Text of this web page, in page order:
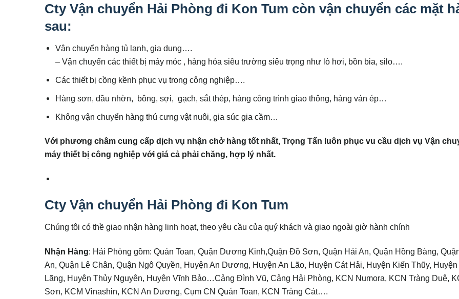
Cty Vận chuyển Hải Phòng đi Kon Tum còn vận chuyển các mặt
sau:
Vận chuyển hàng tủ lạnh, gia dụng….
– Vận chuyển các thiết bị máy móc , hàng hóa siêu trường siêu trọng như lò hơi, bồn bia, silo….
Các thiết bị cồng kềnh phục vụ trong công nghiệp….
Hàng sơn, dầu nhờn, bông, sợi, gạch, sắt thép, hàng công trình giao thông, hàng ván ép…
Không vận chuyển hàng thú cưng vật nuôi, gia súc gia cầm…
Với phương châm cung cấp dịch vụ nhận chở hàng tốt nhất, Trọng Tấn luôn phục vu cầu dịch vụ Vận
máy thiết bị công nghiệp với giá cả phải chăng, hợp lý nhất.
Cty Vận chuyển Hải Phòng đi Kon Tum
Chúng tôi có thề giao nhận hàng linh hoạt, theo yêu cầu của quý khách và giao ngoài giờ hành chính
Nhận Hàng: Hải Phòng gồm: Quán Toan, Quận Dương Kinh,Quận Đồ Sơn, Quận Hải An, Quận Hồng Bàng,
An, Quận Lê Chân, Quận Ngô Quyền, Huyện An Dương, Huyện An Lão, Huyện Cát Hải, Huyện Kiến Thũy, Huyện
Lãng, Huyện Thủy Nguyên, Huyện Vĩnh Bảo…Cảng Đình Vũ, Cảng Hải Phòng, KCN Numora, KCN Tràng Duệ,
Sơn, KCM Vinashin, KCN An Dương, Cụm CN Quán Toan, KCN Tràng Cát….